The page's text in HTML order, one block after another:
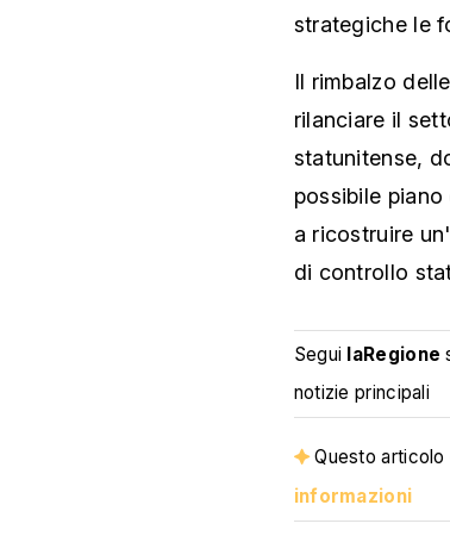
strategiche le
Il rimbalzo
rilanciare il
statunitense,
possibile
a ricostruire
di controllo
Segui laRegione
notizie principali
Questo articolo
informazioni